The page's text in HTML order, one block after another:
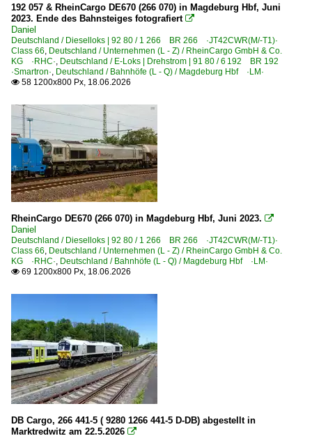
Dillen & Le Jeune Cargo N.V., Boom ·DLC·
Lineas Group SA/NV ·LNS· ab 04.2017 (ex Cobra)
Medway Belgium MV (MSC) ·MED·
Railtraxx BVBA, Borgerhout ·RTX·
SNCF Fret Benelux BV., Antwerpen ·SFB·
Dänemark
Dieselloks
Serie MX(II) 1001-1045 NoHAB
Deutschland
Bahnbetriebswerke
Bw Aachen West
Bahndienstfahrzeuge
BR 708.3 · DR 188.3 | VEB Görlitz ORT
Zweiwegefahrzeuge
Bahnhöfe (A - E)
Aachen
192 057 & RheinCargo DE670 (266 070) in Magdeburg Hbf, Juni
2023. Ende des Bahnsteiges fotografiert 
Daniel
Deutschland / Dieselloks | 92 80 / 1 266 BR 266 ·JT42CWR(M/-T1)·
Class 66, Deutschland / Unternehmen (L - Z) / RheinCargo GmbH & Co.
KG ·RHC·, Deutschland / E-Loks | Drehstrom | 91 80 / 6 192 BR 192
·Smartron·, Deutschland / Bahnhöfe (L - Q) / Magdeburg Hbf ·LM·
 58 1200x800 Px, 18.06.2026
RheinCargo DE670 (266 070) in Magdeburg Hbf, Juni 2023. 
Daniel
Deutschland / Dieselloks | 92 80 / 1 266 BR 266 ·JT42CWR(M/-T1)·
Class 66, Deutschland / Unternehmen (L - Z) / RheinCargo GmbH & Co.
KG ·RHC·, Deutschland / Bahnhöfe (L - Q) / Magdeburg Hbf ·LM·
 69 1200x800 Px, 18.06.2026
DB Cargo, 266 441-5 ( 9280 1266 441-5 D-DB) abgestellt in
Marktredwitz am 22.5.2026 